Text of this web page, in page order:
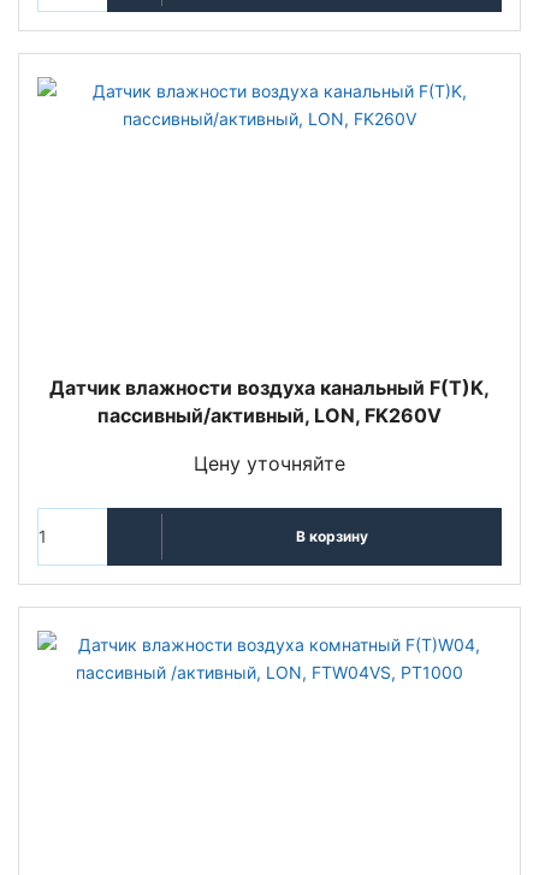
Датчик влажности воздуха канальный F(T)K,
пассивный/активный, LON, FK260V
Цену уточняйте
В корзину